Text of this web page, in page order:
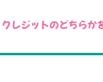
レジットのどちらか